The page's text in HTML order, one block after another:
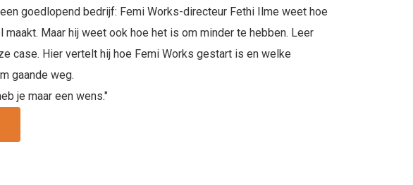
goedlopend bedrijf: Femi Works-directeur Fethi Ilme weet hoe
Maar hij weet ook hoe het is om minder te hebben. Leer
case. Hier vertelt hij hoe Femi Works gestart is en welke
gaande weg.
je maar een wens."